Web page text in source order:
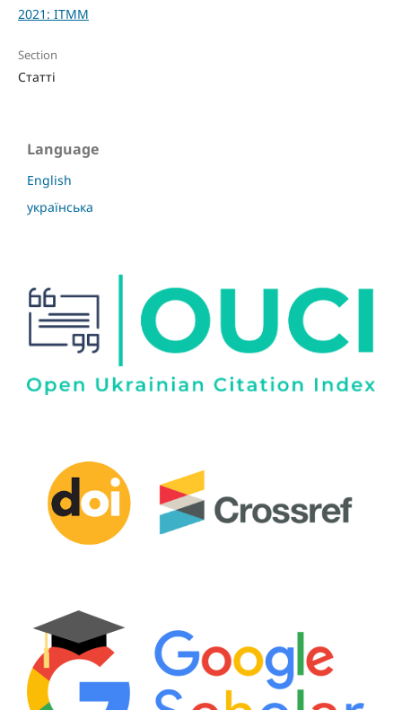
2021: ITMM
Section
Статті
Language
English
українська